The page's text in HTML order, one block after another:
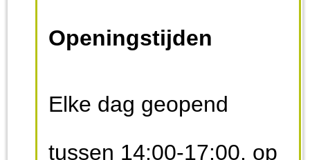
Openingstijden
Elke dag geopend
tussen 14:00-17:00, op